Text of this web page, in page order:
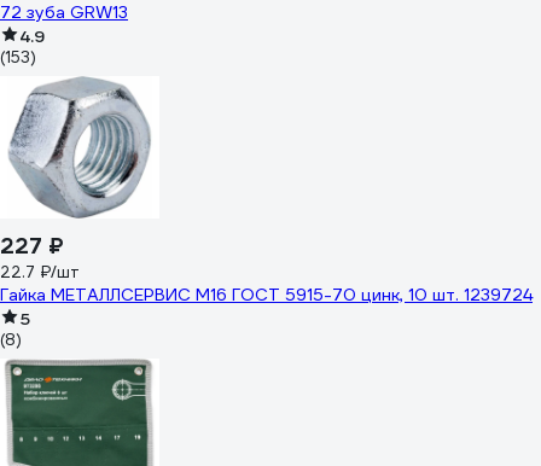
72 зуба GRW13
4.9
(153)
227 ₽
22.7 ₽/шт
Гайка МЕТАЛЛСЕРВИС М16 ГОСТ 5915-70 цинк, 10 шт. 1239724
5
(8)